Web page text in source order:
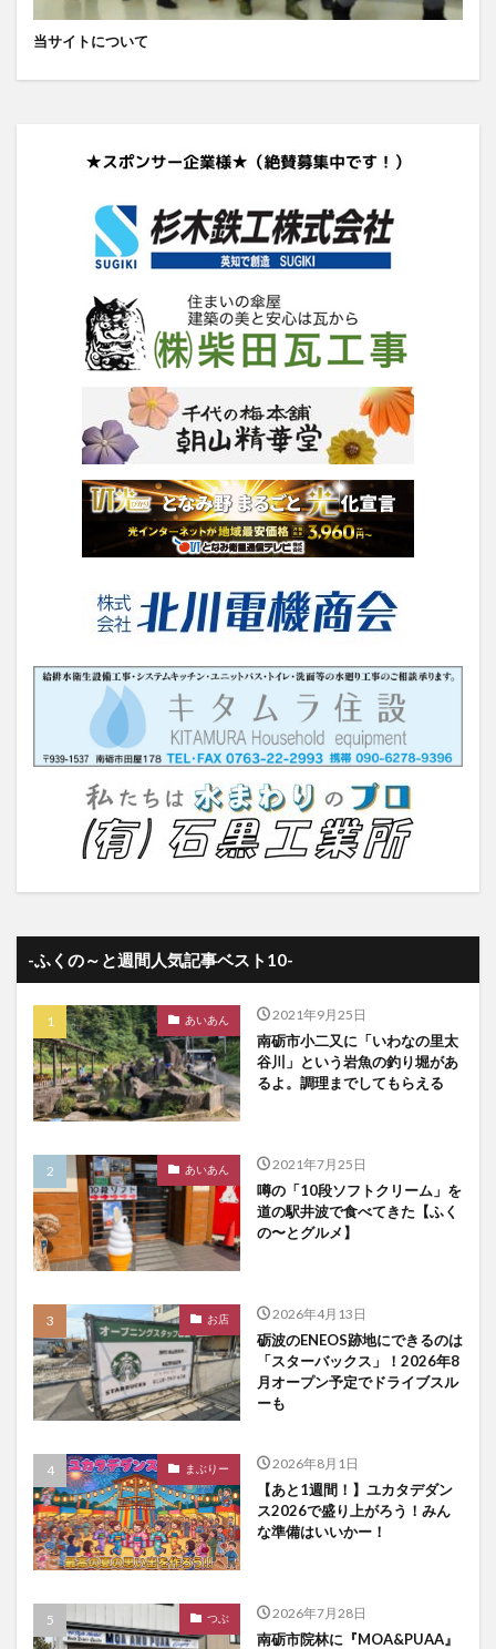
当サイトについて
-ふくの～と週間人気記事ベスト10-
あいあん 2021年9月25日
南砺市小二又に「いわなの里太
谷川」という岩魚の釣り堀があ
るよ。調理までしてもらえる
あいあん 2021年7月25日
噂の「10段ソフトクリーム」を
道の駅井波で食べてきた【ふく
の〜とグルメ】
お店 2026年4月13日
砺波のENEOS跡地にできるのは
「スターバックス」！2026年8
月オープン予定でドライブスル
ーも
まぶりー 2026年8月1日
【あと1週間！】ユカタデダン
ス2026で盛り上がろう！みん
な準備はいいかー！
つぶ 2026年7月28日
南砺市院林に『MOA&PUAA』